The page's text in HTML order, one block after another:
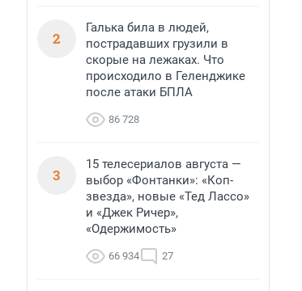
2
Галька била в людей,
пострадавших грузили в
скорые на лежаках. Что
происходило в Геленджике
после атаки БПЛА
86 728
3
15 телесериалов августа —
выбор «Фонтанки»: «Коп-
звезда», новые «Тед Лассо»
и «Джек Ричер»,
«Одержимость»
66 934 27